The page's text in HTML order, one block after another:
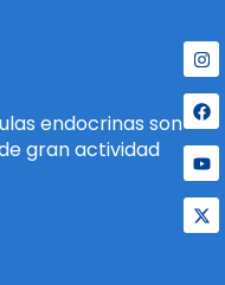
endocrinas son
gran actividad